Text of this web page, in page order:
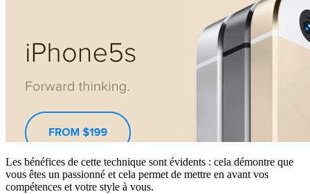
Les bénéfices de cette technique sont évidents : cela démontre que
vous êtes un passionné et cela permet de mettre en avant vos
compétences et votre style à vous.